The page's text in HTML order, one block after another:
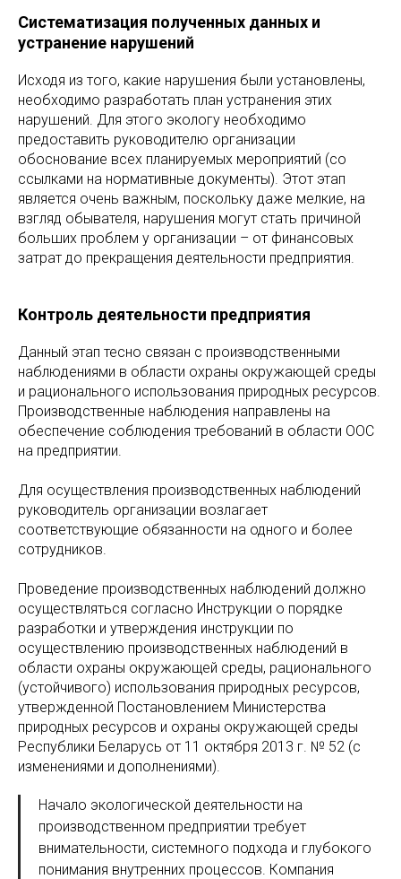
Систематизация полученных данных и
устранение нарушений
Исходя из того, какие нарушения были установлены,
необходимо разработать план устранения этих
нарушений. Для этого экологу необходимо
предоставить руководителю организации
обоснование всех планируемых мероприятий (со
ссылками на нормативные документы). Этот этап
является очень важным, поскольку даже мелкие, на
взгляд обывателя, нарушения могут стать причиной
больших проблем у организации – от финансовых
затрат до прекращения деятельности предприятия.
Контроль деятельности предприятия
Данный этап тесно связан с производственными
наблюдениями в области охраны окружающей среды
и рационального использования природных ресурсов.
Производственные наблюдения направлены на
обеспечение соблюдения требований в области ООС
на предприятии.
Для осуществления производственных наблюдений
руководитель организации возлагает
соответствующие обязанности на одного и более
сотрудников.
Проведение производственных наблюдений должно
осуществляться согласно Инструкции о порядке
разработки и утверждения инструкции по
осуществлению производственных наблюдений в
области охраны окружающей среды, рационального
(устойчивого) использования природных ресурсов,
утвержденной Постановлением Министерства
природных ресурсов и охраны окружающей среды
Республики Беларусь от 11 октября 2013 г. № 52 (с
изменениями и дополнениями).
Начало экологической деятельности на
производственном предприятии требует
внимательности, системного подхода и глубокого
понимания внутренних процессов. Компания